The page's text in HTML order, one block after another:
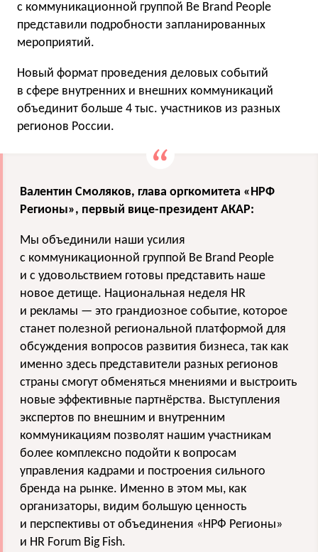
с коммуникационной группой Be Brand People
представили подробности запланированных
мероприятий.
Новый формат проведения деловых событий
в сфере внутренних и внешних коммуникаций
объединит больше 4 тыс. участников из разных
регионов России.
Валентин Смоляков, глава оргкомитета «НРФ
Регионы», первый вице-президент АКАР:
Мы объединили наши усилия
с коммуникационной группой Be Brand People
и с удовольствием готовы представить наше
новое детище. Национальная неделя HR
и рекламы — это грандиозное событие, которое
станет полезной региональной платформой для
обсуждения вопросов развития бизнеса, так как
именно здесь представители разных регионов
страны смогут обменяться мнениями и выстроить
новые эффективные партнёрства. Выступления
экспертов по внешним и внутренним
коммуникациям позволят нашим участникам
более комплексно подойти к вопросам
управления кадрами и построения сильного
бренда на рынке. Именно в этом мы, как
организаторы, видим большую ценность
и перспективы от объединения «НРФ Регионы»
и HR Forum Big Fish.